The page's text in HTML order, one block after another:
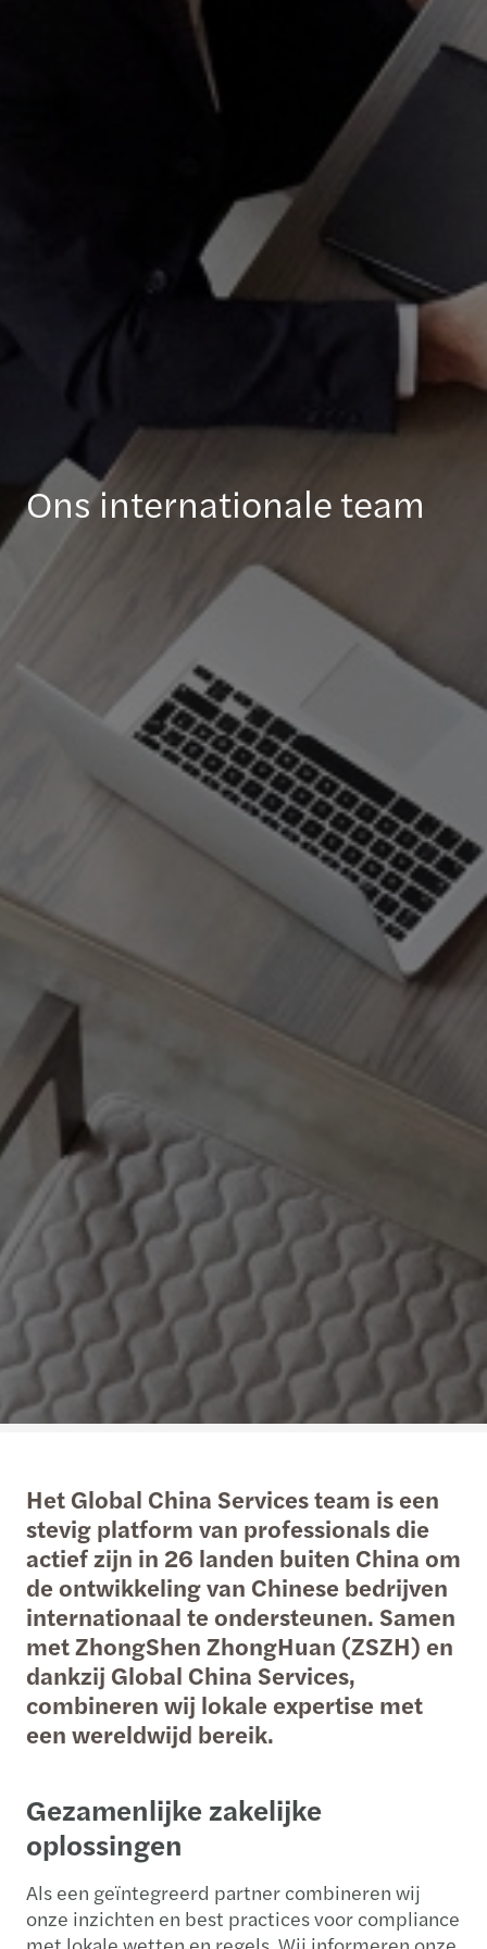
Ons internationale team
Het Global China Services team is een
stevig platform van professionals die
actief zijn in 26 landen buiten China om
de ontwikkeling van Chinese bedrijven
internationaal te ondersteunen. Samen
met ZhongShen ZhongHuan (ZSZH) en
dankzij Global China Services,
combineren wij lokale expertise met
een wereldwijd bereik.
Gezamenlijke zakelijke
oplossingen
Als een geïntegreerd partner combineren wij
onze inzichten en best practices voor compliance
met lokale wetten en regels. Wij informeren onze